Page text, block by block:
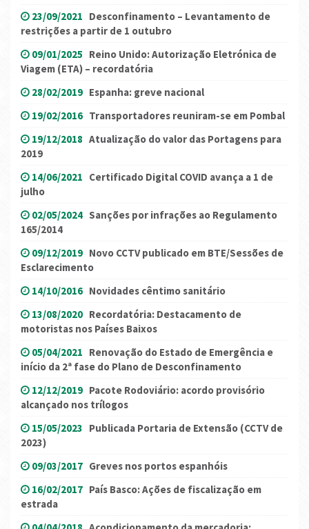
23/09/2021 Desconfinamento – Levantamento de
restrições a partir de 1 outubro
09/01/2025 Reino Unido: Autorização Eletrónica de
Viagem (ETA) – recordatória
28/02/2019 Espanha: greve nacional
19/02/2016 Transportadores reuniram-se em Pombal
19/12/2018 Atualização do valor das Portagens para
2019
14/06/2021 Certificado Digital COVID avança a 1 de
julho
02/05/2024 Sanções por infrações ao Regulamento
165/2014
09/12/2019 Novo CCTV publicado em BTE/Sessões de
Esclarecimento
14/10/2016 Novidades cêntimo sanitário
13/08/2020 Recordatória: Destacamento de
motoristas nos Países Baixos
05/04/2021 Renovação do Estado de Emergência e
início da 2ª fase do Plano de Desconfinamento
12/12/2019 Pacote Rodoviário: acordo provisório
alcançado nos trílogos
15/05/2023 Publicada Portaria de Extensão (CCTV de
2023)
09/03/2017 Greves nos portos espanhóis
16/02/2017 País Basco: Ações de fiscalização em
estrada